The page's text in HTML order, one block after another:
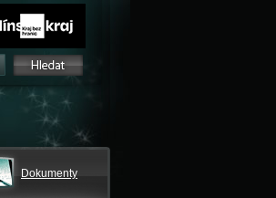
Dokumenty